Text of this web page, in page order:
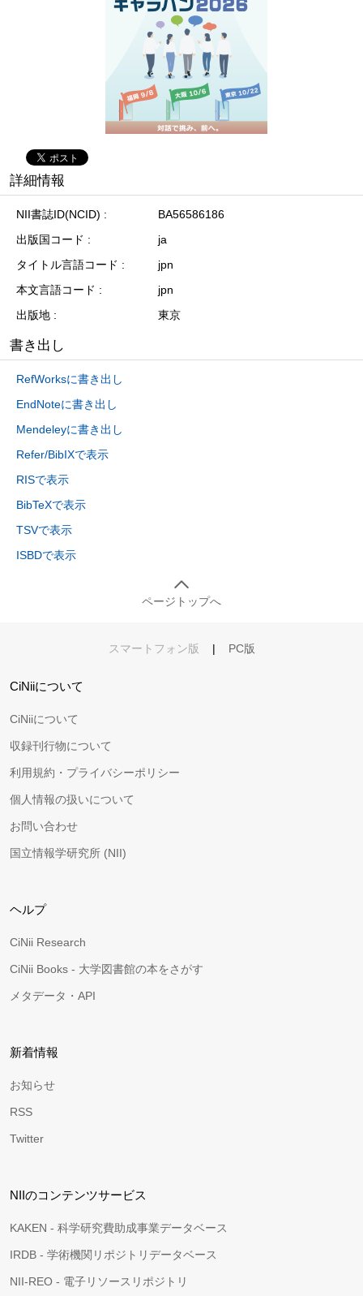
詳細情報
NII書誌ID(NCID)
BA56586186
出版国コード
ja
タイトル言語コード
jpn
本文言語コード
jpn
出版地
東京
書き出し
RefWorksに書き出し
EndNoteに書き出し
Mendeleyに書き出し
Refer/BibIXで表示
RISで表示
BibTeXで表示
TSVで表示
ISBDで表示
ページトップへ
スマートフォン版 | PC版
CiNiiについて
CiNiiについて
収録刊行物について
利用規約・プライバシーポリシー
個人情報の扱いについて
お問い合わせ
国立情報学研究所 (NII)
ヘルプ
CiNii Research
CiNii Books - 大学図書館の本をさがす
メタデータ・API
新着情報
お知らせ
RSS
Twitter
NIIのコンテンツサービス
KAKEN - 科学研究費助成事業データベース
IRDB - 学術機関リポジトリデータベース
NII-REO - 電子リソースリポジトリ